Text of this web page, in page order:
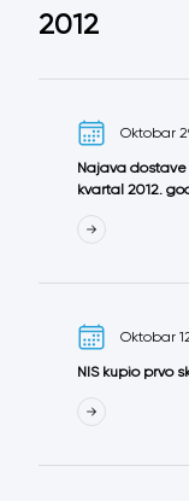
2012
Oktobar
Najava
kvartal 2012.
Oktobar
NIS kupio prvo